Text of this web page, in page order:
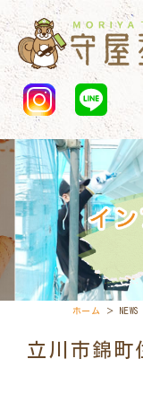
ホーム ＞
立川市錦町